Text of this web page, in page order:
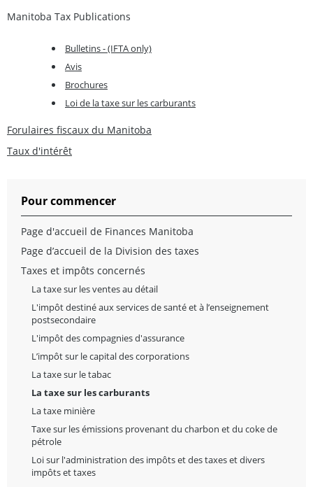
Manitoba Tax Publications
Bulletins - (IFTA only)
Avis
Brochures
Loi de la taxe sur les carburants
Forulaires fiscaux du Manitoba
Taux d'intérêt
Pour commencer
Page d'accueil de Finances Manitoba
Page d’accueil de la Division des taxes
Taxes et impôts concernés
La taxe sur les ventes au détail
L'impôt destiné aux services de santé et à l’enseignement
postsecondaire
L'impôt des compagnies d'assurance
L’impôt sur le capital des corporations
La taxe sur le tabac
La taxe sur les carburants
La taxe minière
Taxe sur les émissions provenant du charbon et du coke de
pétrole
Loi sur l'administration des impôts et des taxes et divers
impôts et taxes